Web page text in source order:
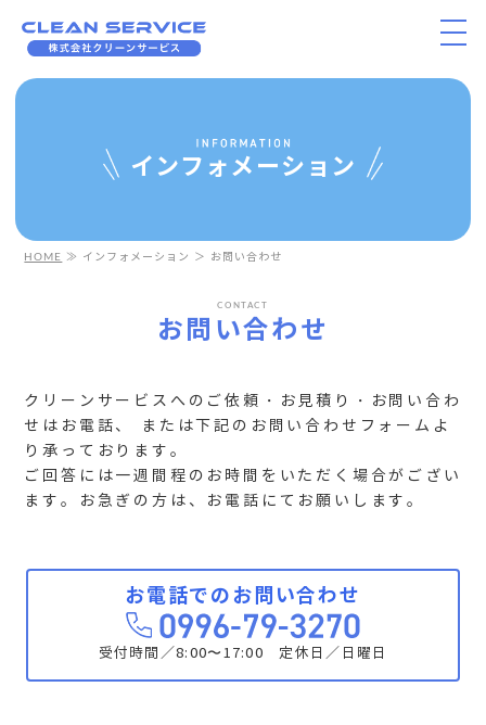
インフォメーション
HOME ≫ インフォメーション ＞ お問い合わせ
CONTACT
お問い合わせ
クリーンサービスへのご依頼・お見積り・お問い合わ
せはお電話、
または下記のお問い合わせフォームよ
り承っております。
ご回答には一週間程のお時間をいただく場合がござい
ます。お急ぎの方は、お電話にてお願いします。
お電話でのお問い合わせ
受付時間／8:00〜17:00 定休日／日曜日